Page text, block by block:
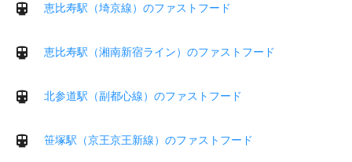
恵比寿駅（埼京線）のファストフード
恵比寿駅（湘南新宿ライン）のファストフード
北参道駅（副都心線）のファストフード
笹塚駅（京王京王新線）のファストフード